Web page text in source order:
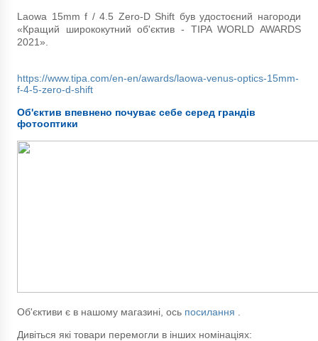
Laowa 15mm f / 4.5 Zero-D Shift був удостоєний нагороди
«Кращий ширококутний об'єктив - TIPA WORLD AWARDS
2021».
https://www.tipa.com/en-en/awards/laowa-venus-optics-15mm-
f-4-5-zero-d-shift
Об'єктив впевнено почуває себе серед грандів
фотооптики
Об'єктиви є в нашому магазині, ось посилання
Дивіться які товари перемогли в інших номінаціях: